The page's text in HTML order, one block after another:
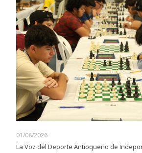
01/08/2026
La Voz del Deporte Antioqueño de